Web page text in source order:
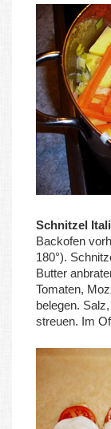
Schnitzel
Backofen
180°).
Butter
Tomaten,
belegen.
streuen. Im